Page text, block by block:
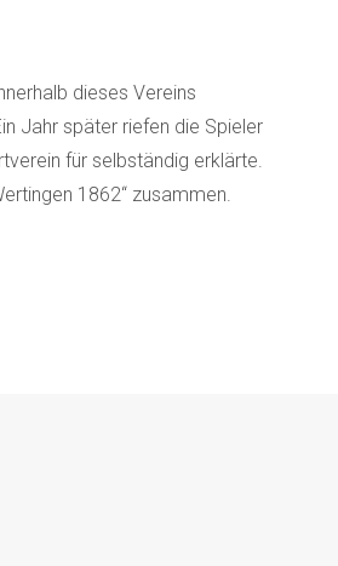
dieses Vereins
Jahr später riefen die Spieler
für selbständig erklärte.
1862“ zusammen.